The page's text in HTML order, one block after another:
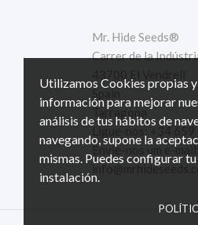
Utilizamos Cookies propias
información para mejorar
análisis de tus hábitos de
navegando, supone la
mismas. Puedes configurar
instalación.
Mr. Hide Seeds®
Carrer de la
Tarragona
+34 659
Envie-nos um e-mail: